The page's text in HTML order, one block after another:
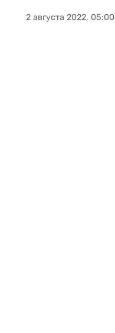
2 августа 2022, 05:00